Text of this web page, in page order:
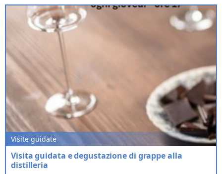
Visite guidate
Visita guidata e degustazione di grappe alla
distilleria